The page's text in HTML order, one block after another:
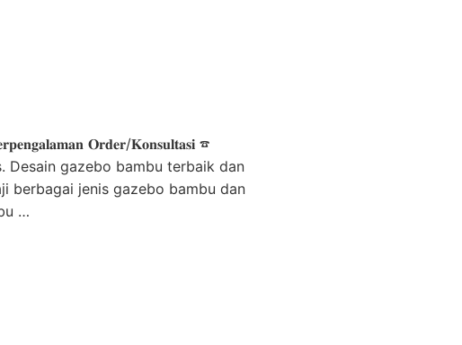
𝐎𝐫𝐝𝐞𝐫/𝐊𝐨𝐧𝐬𝐮𝐥𝐭𝐚𝐬𝐢 ☎
Desain gazebo bambu terbaik dan
berbagai jenis gazebo bambu dan
…